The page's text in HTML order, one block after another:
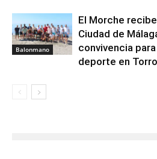
Balonmano
El Morche
Ciudad de
convivencia
deporte en